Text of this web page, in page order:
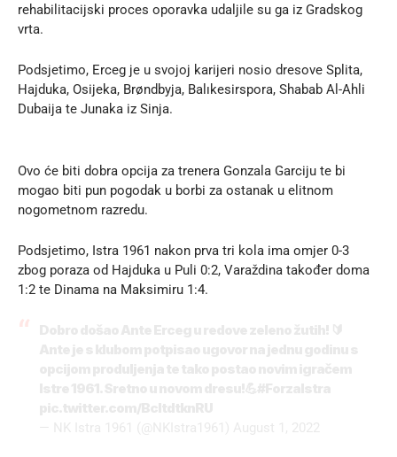
rehabilitacijski proces oporavka udaljile su ga iz Gradskog
vrta.
Podsjetimo, Erceg je u svojoj karijeri nosio dresove Splita,
Hajduka, Osijeka, Brøndbyja, Balıkesirspora, Shabab Al-Ahli
Dubaija te Junaka iz Sinja.
Ovo će biti dobra opcija za trenera Gonzala Garciju te bi
mogao biti pun pogodak u borbi za ostanak u elitnom
nogometnom razredu.
Podsjetimo, Istra 1961 nakon prva tri kola ima omjer 0-3
zbog poraza od Hajduka u Puli 0:2, Varaždina također doma
1:2 te Dinama na Maksimiru 1:4.